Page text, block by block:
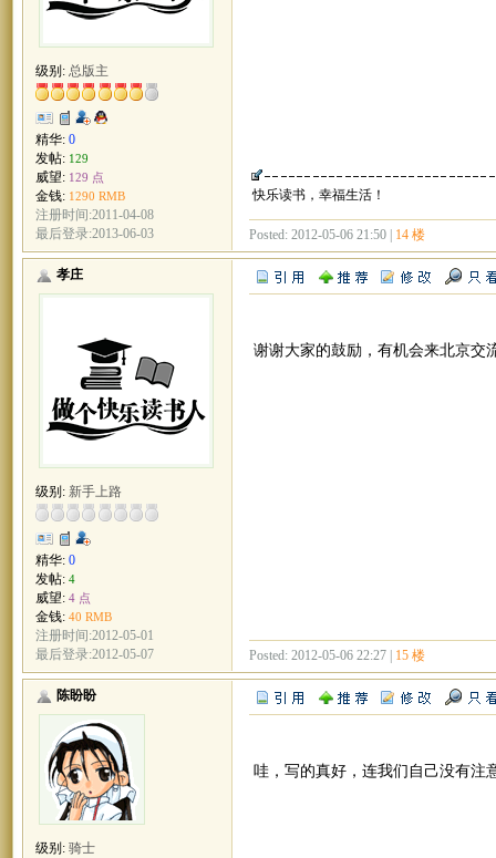
级别: 总版主
精华: 0
发帖: 129
威望: 129 点
金钱: 1290 RMB
注册时间:2011-04-08
最后登录:2013-06-03
快乐读书，幸福生活！
Posted: 2012-05-06 21:50 | 14 楼
孝庄
级别: 新手上路
精华: 0
发帖: 4
威望: 4 点
金钱: 40 RMB
注册时间:2012-05-01
最后登录:2012-05-07
谢谢大家的鼓励，有机会来北京交
Posted: 2012-05-06 22:27 | 15 楼
陈盼盼
级别: 骑士
哇，写的真好，连我们自己没有注